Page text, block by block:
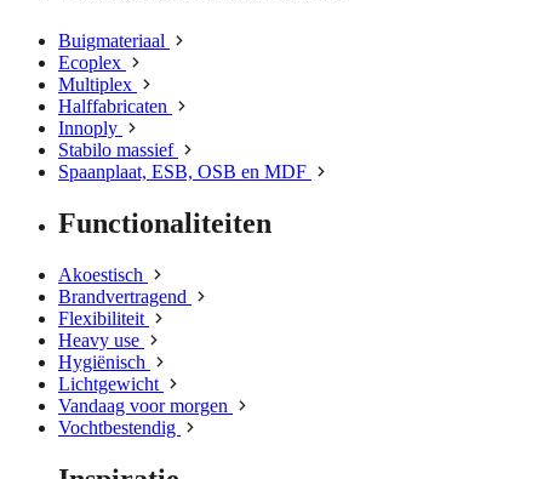
Buigmateriaal
Ecoplex
Multiplex
Halffabricaten
Innoply
Stabilo massief
Spaanplaat, ESB, OSB en MDF
Functionaliteiten
Akoestisch
Brandvertragend
Flexibiliteit
Heavy use
Hygiënisch
Lichtgewicht
Vandaag voor morgen
Vochtbestendig